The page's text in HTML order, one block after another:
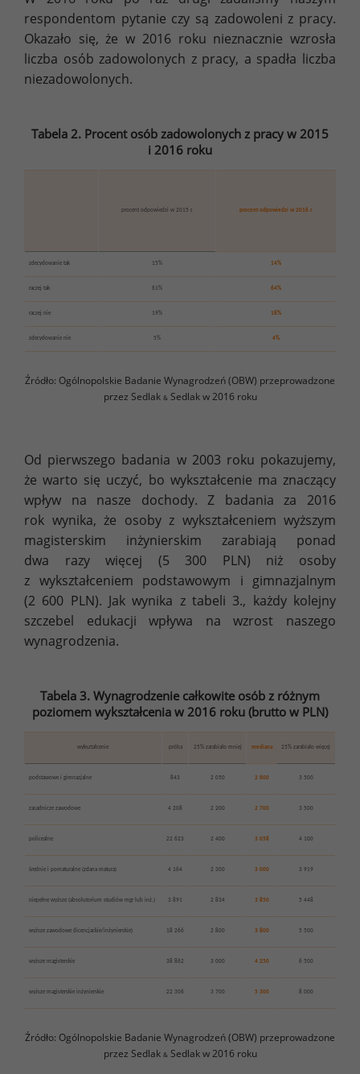
respondentom pytanie czy są zadowoleni z pracy.
Okazało się, że w 2016 roku nieznacznie wzrosła
liczba osób zadowolonych z pracy, a spadła liczba
niezadowolonych.
Tabela 2. Procent osób zadowolonych z pracy w 2015
i 2016 roku
procent odpowiedzi w 2015 r. procent odpowiedzi w 2016 r.
zdecydowanie tak 15% 14%
raczej tak 61% 64%
raczej nie 19% 18%
zdecydowanie nie 5% 4%
Źródło: Ogólnopolskie Badanie Wynagrodzeń (OBW) przeprowadzone
przez Sedlak &Sedlak w 2016 roku
Od pierwszego badania w 2003 roku pokazujemy,
że warto się uczyć, bo wykształcenie ma znaczący
wpływ na nasze dochody. Z badania za 2016
rok wynika, że osoby z wykształceniem wyższym
magisterskim inżynierskim zarabiają ponad
dwa razy więcej (5 300 PLN) niż osoby
z wykształceniem podstawowym i gimnazjalnym
(2 600 PLN). Jak wynika z tabeli 3., każdy kolejny
szczebel edukacji wpływa na wzrost naszego
wynagrodzenia.
Tabela 3. Wynagrodzenie całkowite osób z różnym
poziomem wykształcenia w 2016 roku (brutto w PLN)
wykształcenie próba 25% zarabiało mniej mediana 25% zarabiało więcej
podstawowe i gimnazjalne 843 2 050 2 600 3 500
zasadnicze zawodowe 4 208 2 200 2 700 3 500
policealne 22 623 2 400 3 058 4 100
średnie i pomaturalne (zdana matura) 4 164 2 300 3 000 3 919
niepełne wyższe (absolutorium studiów mgr lub inż.) 3 891 2 834 3 850 5 448
wyższe zawodowe (licencjackie/inżynierskie) 18 266 2 800 3 800 5 500
wyższe magisterskie 38 862 3 000 4 250 6 500
wyższe magisterskie inżynierskie 22 306 3 700 5 300 8 000
Źródło: Ogólnopolskie Badanie Wynagrodzeń (OBW) przeprowadzone
przez Sedlak &Sedlak w 2016 roku